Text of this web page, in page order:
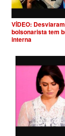
VÍDEO:
bolsonarista tem
interna